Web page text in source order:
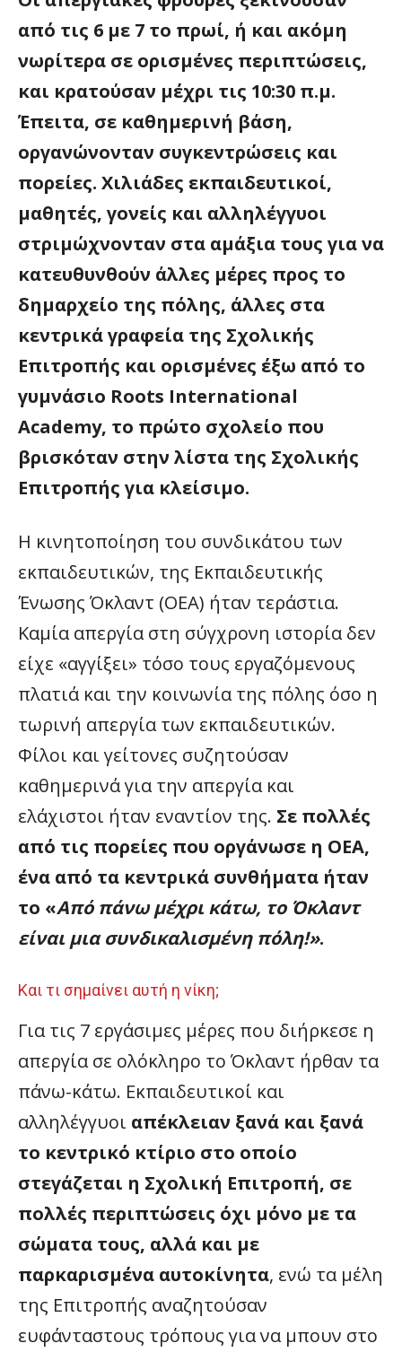
από τις 6 με 7 το πρωί, ή και ακόμη
νωρίτερα σε ορισμένες περιπτώσεις,
και κρατούσαν μέχρι τις 10:30 π.μ.
Έπειτα, σε καθημερινή βάση,
οργανώνονταν συγκεντρώσεις και
πορείες. Χιλιάδες εκπαιδευτικοί,
μαθητές, γονείς και αλληλέγγυοι
στριμώχνονταν στα αμάξια τους για να
κατευθυνθούν άλλες μέρες προς το
δημαρχείο της πόλης, άλλες στα
κεντρικά γραφεία της Σχολικής
Επιτροπής και ορισμένες έξω από το
γυμνάσιο Roots International
Academy, το πρώτο σχολείο που
βρισκόταν στην λίστα της Σχολικής
Επιτροπής για κλείσιμο.
Η κινητοποίηση του συνδικάτου των
εκπαιδευτικών, της Εκπαιδευτικής
Ένωσης Όκλαντ (OEA) ήταν τεράστια.
Καμία απεργία στη σύγχρονη ιστορία δεν
είχε «αγγίξει» τόσο τους εργαζόμενους
πλατιά και την κοινωνία της πόλης όσο η
τωρινή απεργία των εκπαιδευτικών.
Φίλοι και γείτονες συζητούσαν
καθημερινά για την απεργία και
ελάχιστοι ήταν εναντίον της. Σε πολλές
από τις πορείες που οργάνωσε η OEA,
ένα από τα κεντρικά συνθήματα ήταν
το «Από πάνω μέχρι κάτω, το Όκλαντ
είναι μια συνδικαλισμένη πόλη!».
Και τι σημαίνει αυτή η νίκη;
Για τις 7 εργάσιμες μέρες που διήρκεσε η
απεργία σε ολόκληρο το Όκλαντ ήρθαν τα
πάνω-κάτω. Εκπαιδευτικοί και
αλληλέγγυοι απέκλειαν ξανά και ξανά
το κεντρικό κτίριο στο οποίο
στεγάζεται η Σχολική Επιτροπή, σε
πολλές περιπτώσεις όχι μόνο με τα
σώματα τους, αλλά και με
παρκαρισμένα αυτοκίνητα, ενώ τα μέλη
της Επιτροπής αναζητούσαν
ευφάνταστους τρόπους για να μπουν στο